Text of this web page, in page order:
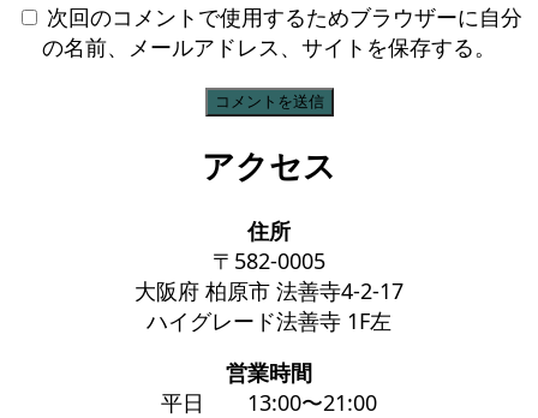
次回のコメントで使用するためブラウザーに自分
の名前、メールアドレス、サイトを保存する。
アクセス
住所
〒582-0005
大阪府 柏原市 法善寺4-2-17
ハイグレード法善寺 1F左
営業時間
平日 13:00〜21:00